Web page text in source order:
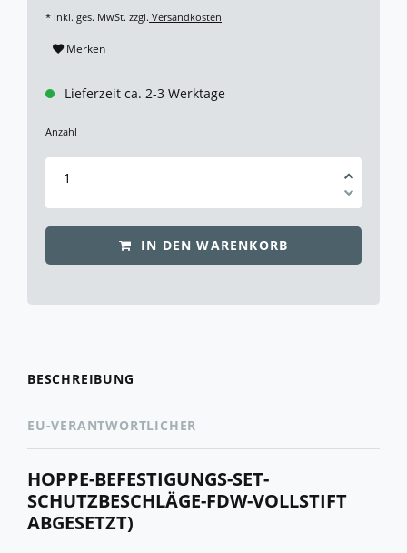
* inkl. ges. MwSt. zzgl. Versandkosten
Merken
Lieferzeit ca. 2-3 Werktage
Anzahl
IN DEN WARENKORB
BESCHREIBUNG
EU-VERANTWORTLICHER
HOPPE-BEFESTIGUNGS-SET-
SCHUTZBESCHLÄGE-FDW-VOLLSTIFT
ABGESETZT)